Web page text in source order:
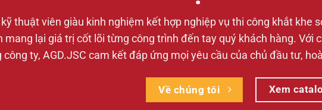
thuật viên giàu kinh nghiệm kết hợp nghiệp vụ thi công khắt khe
mang lại giá trị cốt lõi từng công trình đến tay quý khách hàng.
ty, AGD.JSC cam kết đáp ứng mọi yêu cầu của chủ đầu tư,
Về chúng tôi Xem